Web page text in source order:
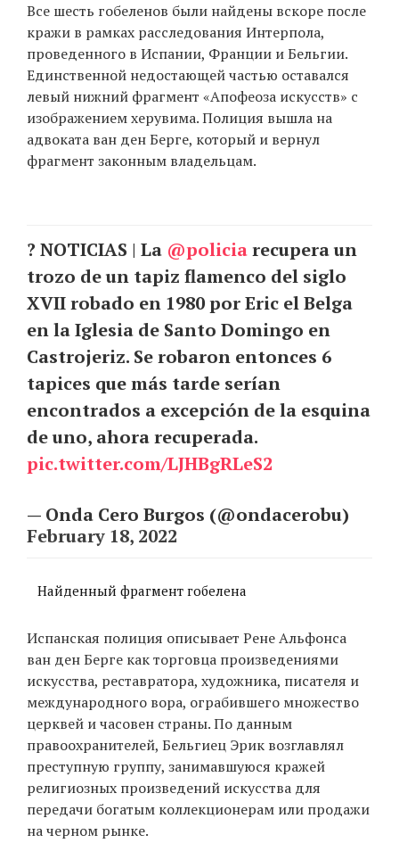
Все шесть гобеленов были найдены вскоре после
кражи в рамках расследования Интерпола,
проведенного в Испании, Франции и Бельгии.
Единственной недостающей частью оставался
левый нижний фрагмент «Апофеоза искусств» с
изображением херувима. Полиция вышла на
адвоката ван ден Берге, который и вернул
фрагмент законным владельцам.
? NOTICIAS | La @policiarecupera un
trozo de un tapiz flamenco del siglo
XVII robado en 1980 por Eric el Belga
en la Iglesia de Santo Domingo en
Castrojeriz. Se robaron entonces 6
tapices que más tarde serían
encontrados a excepción de la esquina
de uno, ahora recuperada.
pic.twitter.com/LJHBgRLeS2
— Onda Cero Burgos (@ondacerobu)
February 18, 2022
Найденный фрагмент гобелена
Испанская полиция описывает Рене Альфонса
ван ден Берге как торговца произведениями
искусства, реставратора, художника, писателя и
международного вора, ограбившего множество
церквей и часовен страны. По данным
правоохранителей, Бельгиец Эрик возглавлял
преступную группу, занимавшуюся кражей
религиозных произведений искусства для
передачи богатым коллекционерам или продажи
на черном рынке.